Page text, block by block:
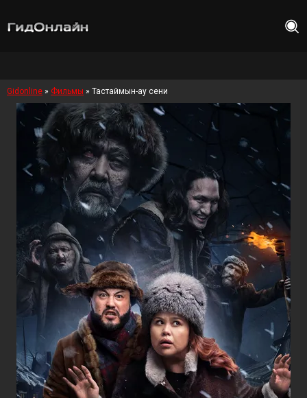
Gidonline » Фильмы » Тастаймын-ау сени